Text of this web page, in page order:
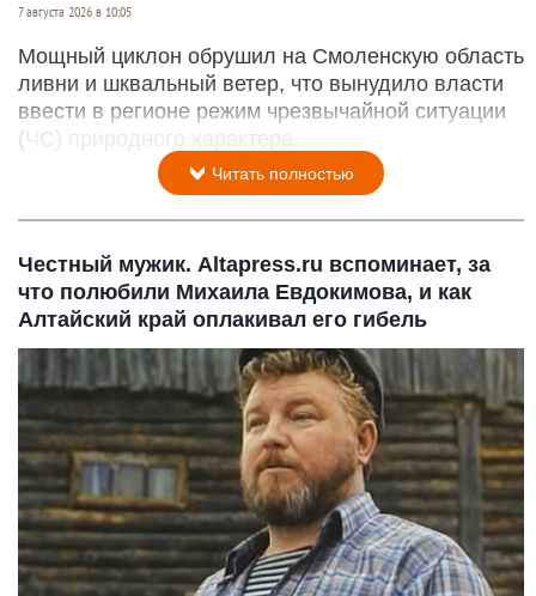
7 августа 2026 в 10:05
Мощный циклон обрушил на Смоленскую область
ливни и шквальный ветер, что вынудило власти
ввести в регионе режим чрезвычайной ситуации
(ЧС) природного характера.
Читать полностью
Честный мужик. Altapress.ru вспоминает, за
что полюбили Михаила Евдокимова, и как
Алтайский край оплакивал его гибель